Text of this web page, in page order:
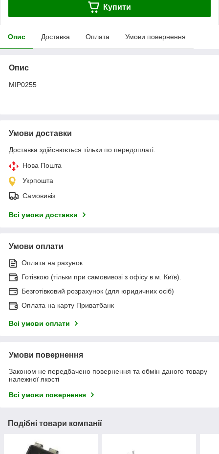
Купити
Опис Доставка Оплата Умови повернення
Опис
MIP0255
Умови доставки
Доставка здійснюється тільки по передоплаті.
Нова Пошта
Укрпошта
Самовивіз
Всі умови доставки
Умови оплати
Оплата на рахунок
Готівкою (тільки при самовивозі з офісу в м. Київ).
Безготівковий розрахунок (для юридичних осіб)
Оплата на карту Приватбанк
Всі умови оплати
Умови повернення
Законом не передбачено повернення та обмін даного товару
належної якості
Всі умови повернення
Подібні товари компанії